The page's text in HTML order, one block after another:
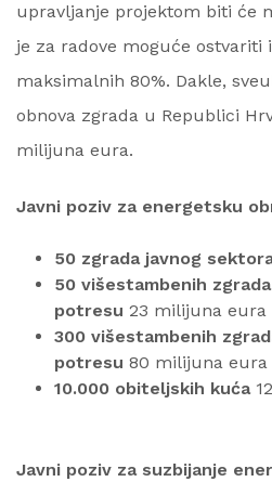
upravljanje projektom biti će
je za radove moguće
maksimalnih 80%. Dakle,
obnova zgrada u Republici
milijuna eura.
Javni poziv za energetsku
50 zgrada javnog
50 višestambenih
potresu 23 milijuna eura
300 višestambenih
potresu 80 milijuna eura
10.000 obiteljskih kuća
Javni poziv za suzbijanje